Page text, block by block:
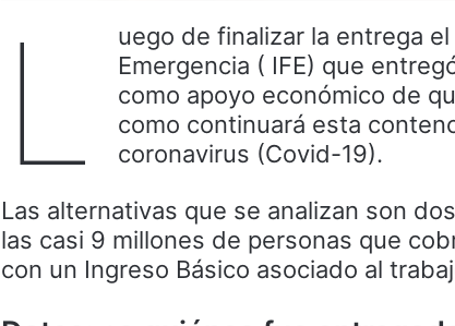
L
uego de finalizar la entrega
Emergencia ( IFE) que
como apoyo económico de
como continuará esta
coronavirus (Covid-19).
Las alternativas que se analizan son
las casi 9 millones de personas que
con un Ingreso Básico asociado al